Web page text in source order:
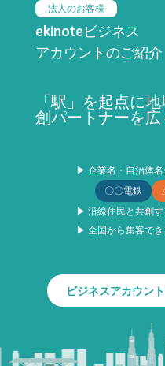
法人のお客様
ekinoteビジネス
アカウントのご紹介
「駅」を起点に
創パートナーを広
▶ 企業名・自治体
〇〇電鉄
▶ 沿線住民と共創
▶ 全国から集客で
ビジネスアカウン